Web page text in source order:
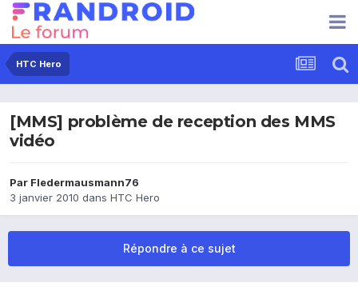
HTC Hero
[MMS] problème de reception des MMS
vidéo
Par Fledermausmann76
3 janvier 2010 dans HTC Hero
Répondre à ce sujet